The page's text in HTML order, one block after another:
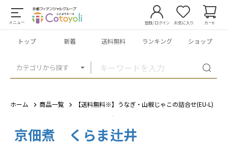
メニュー
カテゴリから探す
登録/ログイン お気に入り カート
トップ 新着 送料無料 ランキング ショップ
ホーム 商品一覧 【送料無料※】うなぎ・山椒じゃこの詰合せ(EU-L)
京佃煮 くらま辻井